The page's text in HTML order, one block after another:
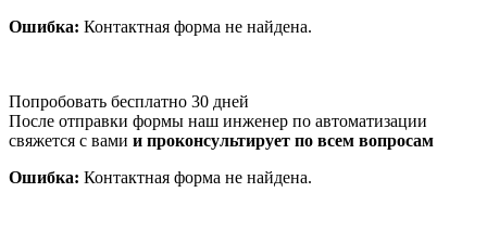
Ошибка: Контактная форма не найдена.
Попробовать бесплатно 30 дней
После отправки формы наш инженер по автоматизации
свяжется с вами и проконсультирует по всем вопросам
Ошибка: Контактная форма не найдена.